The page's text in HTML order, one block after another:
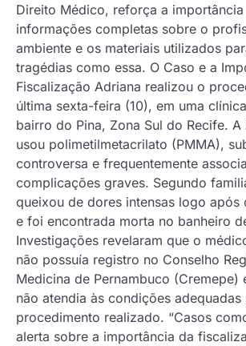
Direito Médico, reforça a
informações completas sobre o
ambiente e os materiais utilizados
tragédias como essa. O Caso e a
Fiscalização Adriana realizou o
última sexta-feira (10), em uma
bairro do Pina, Zona Sul do Recife. A
usou polimetilmetacrilato (PMMA),
controversa e frequentemente
complicações graves. Segundo
queixou de dores intensas logo após
e foi encontrada morta no banheiro
Investigações revelaram que o
não possuía registro no Conselho
Medicina de Pernambuco (Cremepe)
não atendia às condições
procedimento realizado. “Casos
alerta sobre a importância da